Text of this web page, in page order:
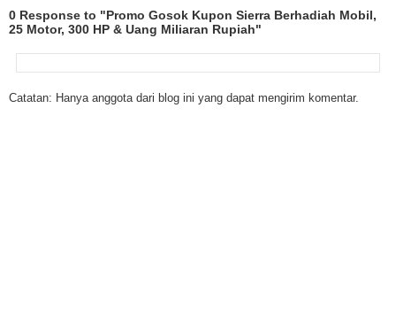
0 Response to "Promo Gosok Kupon Sierra Berhadiah Mobil,
25 Motor, 300 HP & Uang Miliaran Rupiah"
Catatan: Hanya anggota dari blog ini yang dapat mengirim komentar.